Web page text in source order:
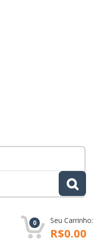
0 Seu Carrinho:
R$0.00